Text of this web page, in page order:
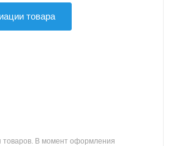
товара
товаров. В момент оформления